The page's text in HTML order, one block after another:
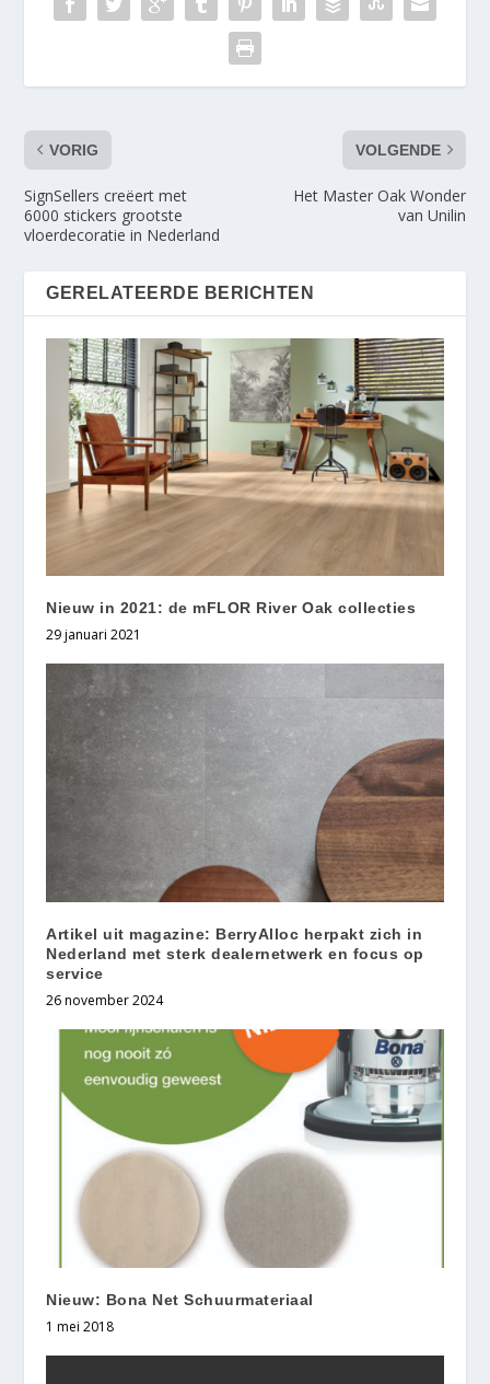
VORIG
SignSellers creëert met
6000 stickers grootste
vloerdecoratie in Nederland
VOLGENDE
Het Master Oak Wonder
van Unilin
GERELATEERDE BERICHTEN
Nieuw in 2021: de mFLOR River Oak collecties
29 januari 2021
Artikel uit magazine: BerryAlloc herpakt zich in
Nederland met sterk dealernetwerk en focus op
service
26 november 2024
Nieuw: Bona Net Schuurmateriaal
1 mei 2018